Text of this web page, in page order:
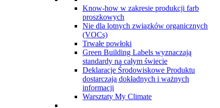
Know-how w zakresie produkcji farb
proszkowych
Nie dla lotnych związków organicznych
(VOCs)
Trwałe powłoki
Green Building Labels wyznaczają
standardy na całym świecie
Deklaracje Środowiskowe Produktu
dostarczają dokładnych i ważnych
informacji
Warsztaty My Climate